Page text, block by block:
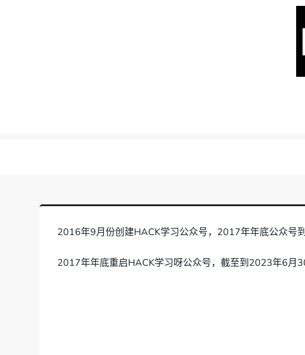
2016年9月份创建HACK学习公众号，2017年年底公众号
2017年年底重启HACK学习呀公众号，截至到2023年6月